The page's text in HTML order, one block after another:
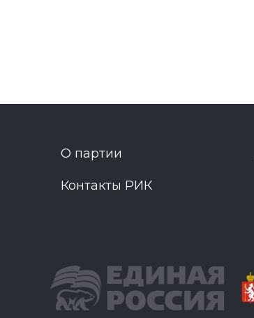
О партии
Контакты РИК